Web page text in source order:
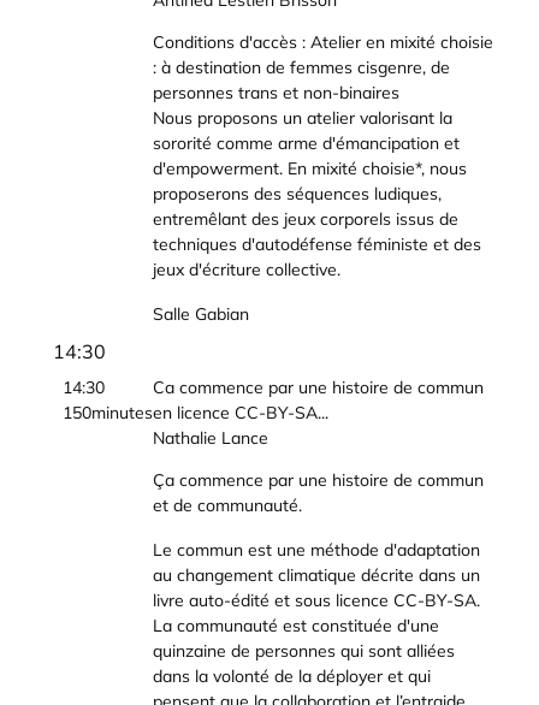
Conditions d'accès : Atelier en mixité choisie
: à destination de femmes cisgenre, de
personnes trans et non-binaires
Nous proposons un atelier valorisant la
sororité comme arme d'émancipation et
d'empowerment. En mixité choisie*, nous
proposerons des séquences ludiques,
entremêlant des jeux corporels issus de
techniques d'autodéfense féministe et des
jeux d'écriture collective.
Salle Gabian
14:30
14:30
150minutes
Ca commence par une histoire de commun
en licence CC-BY-SA...
Nathalie Lance
Ça commence par une histoire de commun
et de communauté.
Le commun est une méthode d'adaptation
au changement climatique décrite dans un
livre auto-édité et sous licence CC-BY-SA.
La communauté est constituée d'une
quinzaine de personnes qui sont alliées
dans la volonté de la déployer et qui